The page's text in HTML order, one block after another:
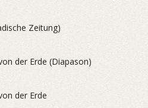
Zeitung)
der Erde (Diapason)
der Erde